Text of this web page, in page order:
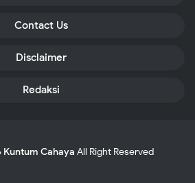
Contact Us
Disclaimer
Redaksi
Kuntum Cahaya All Right Reserved